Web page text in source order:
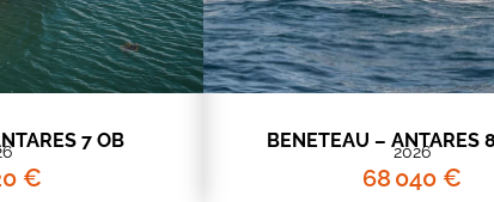
7 OB
€
BENETEAU – ANTARES
2026
68 040 €